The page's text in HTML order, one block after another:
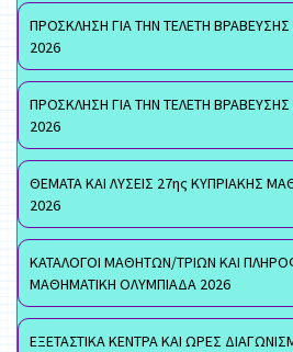
ΠΡΟΣΚΛΗΣΗ ΓΙΑ ΤΗΝ ΤΕΛΕΤΗ
2026
ΠΡΟΣΚΛΗΣΗ ΓΙΑ ΤΗΝ ΤΕΛΕΤΗ
2026
ΘΕΜΑΤΑ ΚΑΙ ΛΥΣΕΙΣ 27ης ΚΥΠΡΙΑΚΗΣ
2026
ΚΑΤΑΛΟΓΟΙ ΜΑΘΗΤΩΝ/ΤΡΙΩΝ ΚΑΙ
ΜΑΘΗΜΑΤΙΚΗ ΟΛΥΜΠΙΑΔΑ 2026
ΕΞΕΤΑΣΤΙΚΑ ΚΕΝΤΡΑ ΚΑΙ ΩΡΕΣ